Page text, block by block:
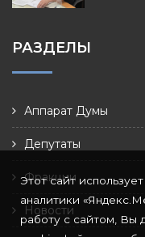
РАЗДЕЛЫ
Аппарат Думы
Депутаты
Фракции
Новости
Этот сайт
аналитики
работу с сайтом, Вы